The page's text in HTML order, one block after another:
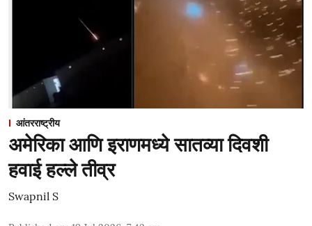
आंतरराष्ट्रीय
अमेरिका आणि इराणमध्ये सातव्या दिवशी
हवाई हल्ले तीव्र
Swapnil S